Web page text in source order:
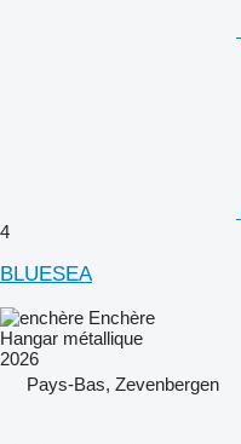
4
BLUESEA
Enchère
Hangar métallique
2026
Pays-Bas, Zevenbergen